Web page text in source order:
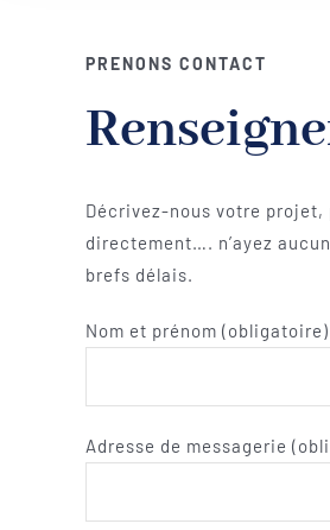
PRENONS CONTACT
Décrivez-nous votre projet,
directement…. n’ayez
brefs délais.
Nom et prénom (obligatoire)
Adresse de messagerie